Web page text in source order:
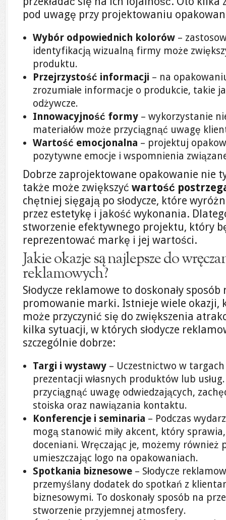
pod uwagę przy projektowaniu
Wybór odpowiednich kolorów –
identyfikacją wizualną firmy może
produktu.
Przejrzystość informacji – na
zrozumiałe informacje o produkcie, takie
odżywcze.
Innowacyjność formy – wykorzystanie
materiałów może przyciągnąć uwagę
Wartość emocjonalna – projektuj
pozytywne emocje i wspomnienia
Dobrze zaprojektowane opakowanie nie
także może zwiększyć wartość
chętniej sięgają po słodycze, które
przez estetykę i jakość wykonania.
stworzenie efektywnego projektu, który
reprezentować markę i jej wartości.
Jakie okazje są najlepsze do
reklamowych?
Słodycze reklamowe to doskonały
promowanie marki. Istnieje wiele okazji,
może przyczynić się do zwiększenia
kilka sytuacji, w których słodycze
szczególnie dobrze:
Targi i wystawy – Uczestnictwo w
prezentacji własnych produktów lub
przyciągnąć uwagę odwiedzających,
stoiska oraz nawiązania kontaktu.
Konferencje i seminaria – Podczas
mogą stanowić miły akcent, który
doceniani. Wręczając je, możemy również
umieszczając logo na opakowaniach.
Spotkania biznesowe – Słodycze
przemyślany dodatek do spotkań z
biznesowymi. To doskonały sposób na
stworzenie przyjemnej atmosfery.